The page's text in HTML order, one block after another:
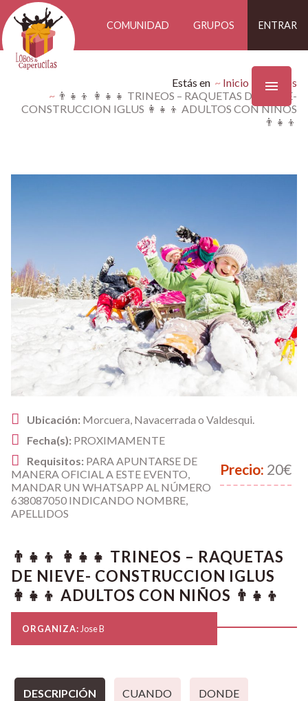
COMUNIDAD GRUPOS ENTRAR
Estás en Inicio
Eventos
👨‍👧‍👦 👩‍👧‍👧 TRINEOS – RAQUETAS DE NIEVE-
CONSTRUCCION IGLUS 👩‍👧‍👦 ADULTOS CON NIÑOS
👨‍👧‍👦
Ubicación: Morcuera, Navacerrada o Valdesqui.
Fecha(s): PROXIMAMENTE
Precio: 20€
Requisitos: PARA APUNTARSE DE
MANERA OFICIAL A ESTE EVENTO,
MANDAR UN WHATSAPP AL NÚMERO
638087050 INDICANDO NOMBRE,
APELLIDOS
👨‍👧‍👦 👩‍👧‍👧 TRINEOS – RAQUETAS
DE NIEVE- CONSTRUCCION IGLUS
👩‍👧‍👦 ADULTOS CON NIÑOS 👨‍👧‍👦
ORGANIZA: Jose B
DESCRIPCIÓN CUANDO DONDE